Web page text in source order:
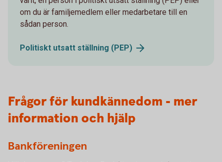
om du är familjemedlem eller medarbetare till en
sådan person.
Politiskt utsatt ställning (PEP)
Frågor för kundkännedom - mer
information och hjälp
Bankföreningen